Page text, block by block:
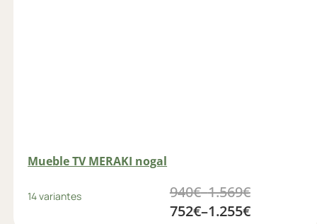
Mueble TV MERAKI nogal
14 variantes 940€–1.569€
752€–1.255€